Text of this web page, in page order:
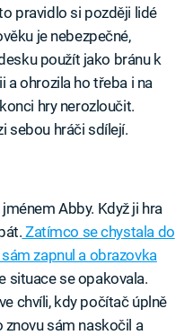
pravidlo si později lidé
je nebezpečné,
použít jako bránu k
a ohrozila ho třeba i na
hry nerozloučit.
sebou hráči sdílejí.
Abby. Když ji hra
Zatímco se chystala do
zapnul a obrazovka
situace se opakovala.
chvíli, kdy počítač úplně
sám naskočil a